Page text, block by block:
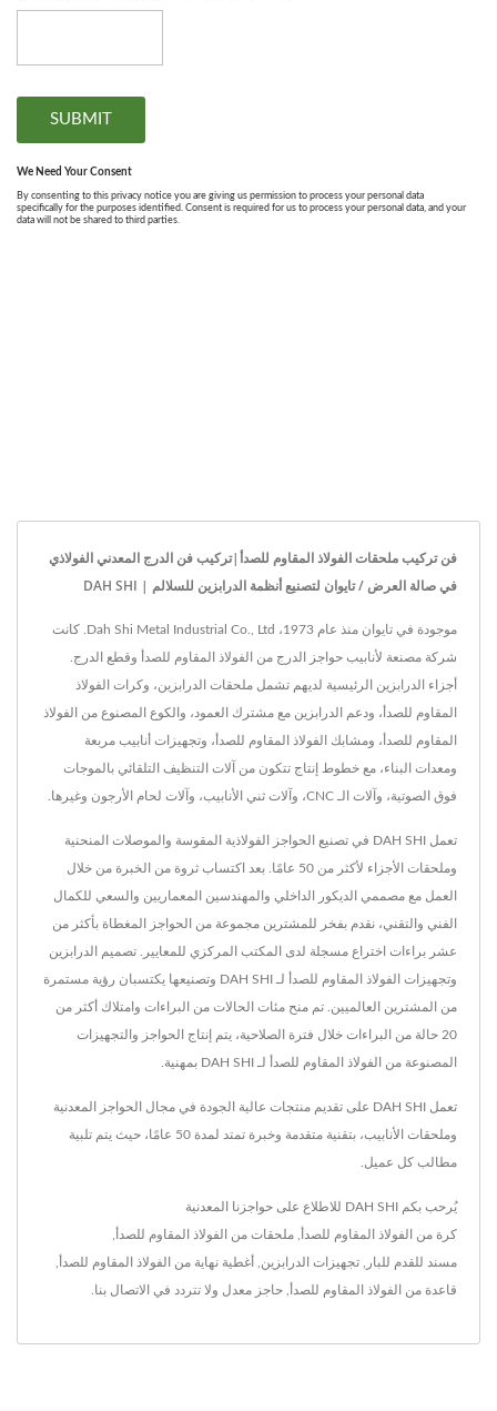
فن تركيب ملحقات الفولاذ المقاوم للصدأ|تركيب فن الدرج المعدني الفولاذي
في صالة العرض / تايوان لتصنيع أنظمة الدرابزين للسلالم | DAH SHI
موجودة في تايوان منذ عام 1973، Dah Shi Metal Industrial Co., Ltd. كانت
شركة مصنعة لأنابيب حواجز الدرج من الفولاذ المقاوم للصدأ وقطع الدرج.
أجزاء الدرابزين الرئيسية لديهم تشمل ملحقات الدرابزين، وكرات الفولاذ
المقاوم للصدأ، ودعم الدرابزين مع مشترك العمود، والكوع المصنوع من الفولاذ
المقاوم للصدأ، ومشابك الفولاذ المقاوم للصدأ، وتجهيزات أنابيب مربعة
ومعدات البناء، مع خطوط إنتاج تتكون من آلات التنظيف التلقائي بالموجات
فوق الصوتية، وآلات الـ CNC، وآلات ثني الأنابيب، وآلات لحام الأرجون وغيرها.
تعمل DAH SHI في تصنيع الحواجز الفولاذية المقوسة والموصلات المنحنية
وملحقات الأجزاء لأكثر من 50 عامًا. بعد اكتساب ثروة من الخبرة من خلال
العمل مع مصممي الديكور الداخلي والمهندسين المعماريين والسعي للكمال
الفني والتقني، نقدم بفخر للمشترين مجموعة من الحواجز المغطاة بأكثر من
عشر براءات اختراع مسجلة لدى المكتب المركزي للمعايير. تصميم الدرابزين
وتجهيزات الفولاذ المقاوم للصدأ لـ DAH SHI وتصنيعها يكتسبان رؤية مستمرة
من المشترين العالميين. تم منح مئات الحالات من البراءات وامتلاك أكثر من
20 حالة من البراءات خلال فترة الصلاحية، يتم إنتاج الحواجز والتجهيزات
المصنوعة من الفولاذ المقاوم للصدأ لـ DAH SHI بمهنية.
تعمل DAH SHI على تقديم منتجات عالية الجودة في مجال الحواجز المعدنية
وملحقات الأنابيب، بتقنية متقدمة وخبرة تمتد لمدة 50 عامًا، حيث يتم تلبية
مطالب كل عميل.
يُرحب بكم DAH SHI للاطلاع على حواجزنا المعدنية
كرة من الفولاذ المقاوم للصدأ ملحقات من الفولاذ المقاوم للصدأ
مسند للقدم للبار تجهيزات الدرابزين أغطية نهاية من الفولاذ المقاوم للصدأ
قاعدة من الفولاذ المقاوم للصدأ حاجز معدل ولا تتردد في الاتصال بنا